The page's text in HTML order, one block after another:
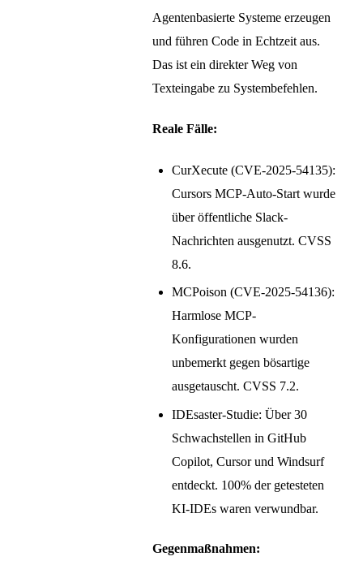
Agentenbasierte Systeme erzeugen
und führen Code in Echtzeit aus.
Das ist ein direkter Weg von
Texteingabe zu Systembefehlen.
Reale Fälle:
CurXecute (CVE-2025-54135):
Cursors MCP-Auto-Start wurde
über öffentliche Slack-
Nachrichten ausgenutzt. CVSS
8.6.
MCPoison (CVE-2025-54136):
Harmlose MCP-
Konfigurationen wurden
unbemerkt gegen bösartige
ausgetauscht. CVSS 7.2.
IDEsaster-Studie: Über 30
Schwachstellen in GitHub
Copilot, Cursor und Windsurf
entdeckt. 100% der getesteten
KI-IDEs waren verwundbar.
Gegenmaßnahmen: